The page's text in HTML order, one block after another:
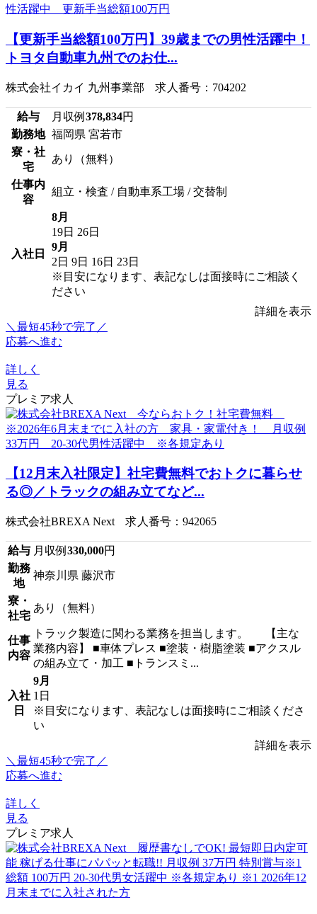
【更新手当総額100万円】39歳までの男性活躍中！
トヨタ自動車九州でのお仕...
株式会社イカイ 九州事業部 求人番号：704202
給与 月収例 378,834円
勤務地 福岡県 宮若市
寮・社
宅
あり（無料）
仕事内
容
組立・検査 / 自動車系工場 / 交替制
入社日
8月
19日 26日
9月
2日 9日 16日 23日
※目安になります、表記なしは面接時にご相談く
ださい
詳細を表示
＼最短45秒で完了／
応募へ進む
詳しく
見る
プレミア求人
【12月末入社限定】社宅費無料でおトクに暮らせ
る◎／トラックの組み立てなど...
株式会社BREXA Next 求人番号：942065
給与 月収例 330,000円
勤務
地
神奈川県 藤沢市
寮・
社宅
あり（無料）
仕事
内容
トラック製造に関わる業務を担当します。 【主な
業務内容】 ■車体プレス ■塗装・樹脂塗装 ■アクスル
の組み立て・加工 ■トランスミ...
入社
日
9月
1日
※目安になります、表記なしは面接時にご相談くださ
い
詳細を表示
＼最短45秒で完了／
応募へ進む
詳しく
見る
プレミア求人